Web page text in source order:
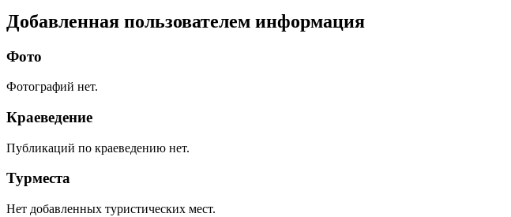
Добавленная пользователем информация
Фото
Фотографий нет.
Краеведение
Публикаций по краеведению нет.
Турместа
Нет добавленных туристических мест.